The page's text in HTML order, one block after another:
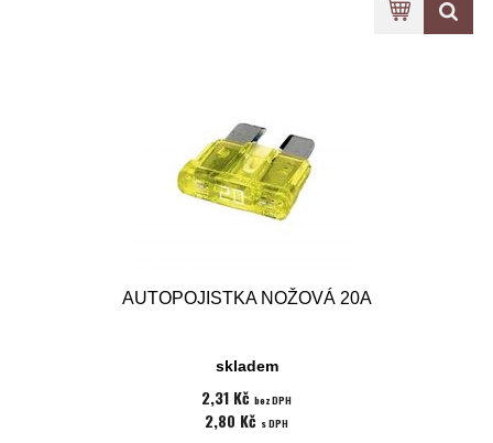
AUTOPOJISTKA NOŽOVÁ 20A
skladem
2,31 Kč bez DPH
2,80 Kč s DPH